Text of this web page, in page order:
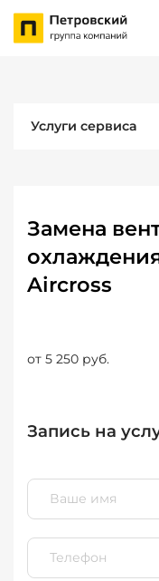
Услуги сервиса
Замена
Aircross
от 5 250 руб.
Запись на